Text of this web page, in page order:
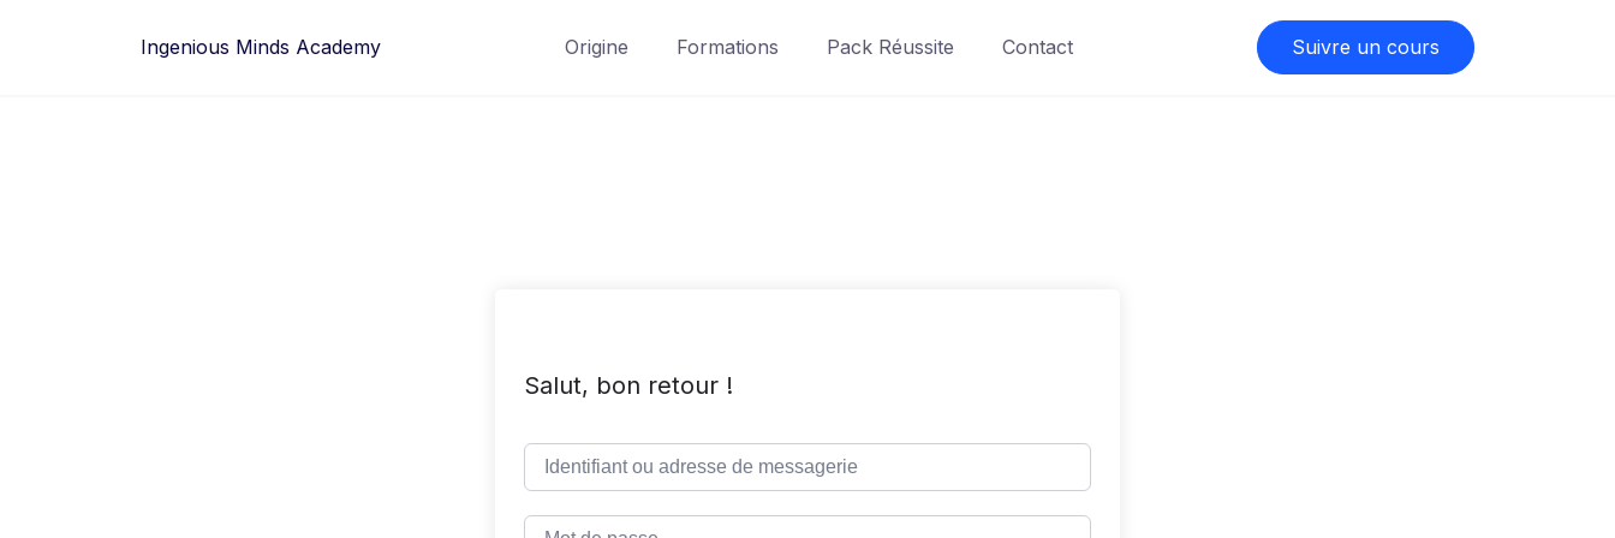
Ingenious Minds Academy Origine Formations Pack Réussite Contact Suivre un cours
Salut, bon retour !